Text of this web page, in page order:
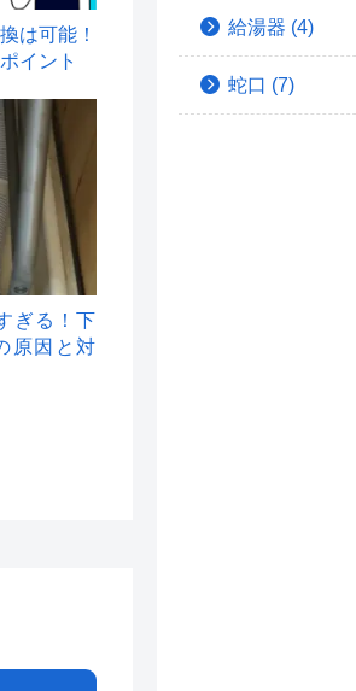
は可能！
イント
ぎる！下
原因と対
給湯器 (4)
蛇口 (7)